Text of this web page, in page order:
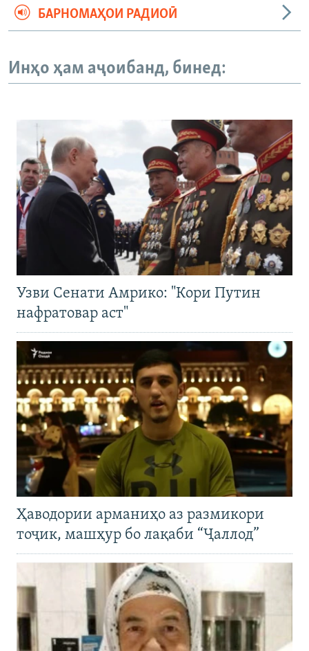
БАРНОМАҲОИ РАДИОӢ
Инҳо ҳам аҷоибанд, бинед:
Узви Сенати Амрико: "Кори Путин
нафратовар аст"
Ҳаводории арманиҳо аз размикори
тоҷик, машҳур бо лақаби “Ҷаллод”